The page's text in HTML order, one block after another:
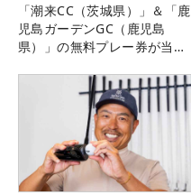
「潮来CC（茨城県）」＆「鹿
児島ガーデンGC（鹿児島
県）」の無料プレー券が当た